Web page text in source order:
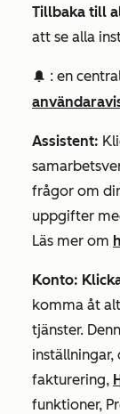
Tillbaka till
att se alla
notification : en
Assistent:
frågor om
uppgifter
Läs mer om
Konto:
komma åt
tjänster.
fakturering,
funktioner,